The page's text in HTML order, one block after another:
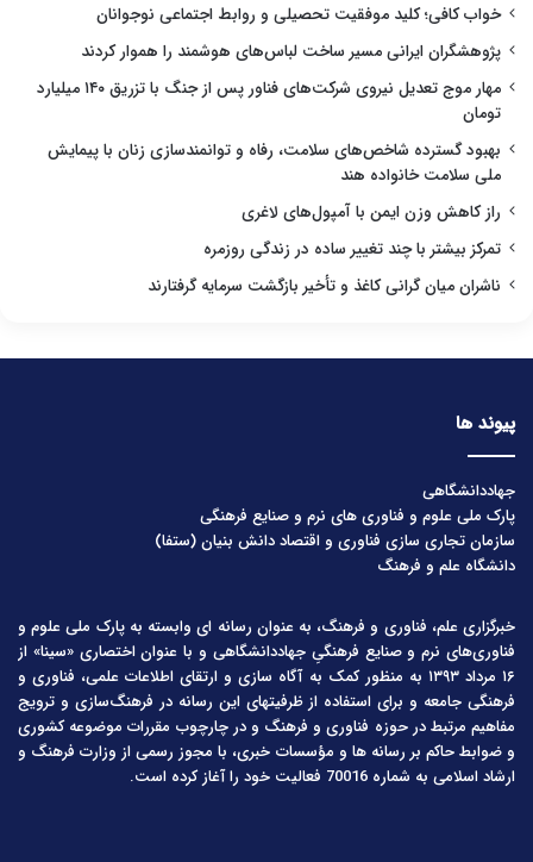
خواب کافی؛ کلید موفقیت تحصیلی و روابط اجتماعی نوجوانان
پژوهشگران ایرانی مسیر ساخت لباس‌های هوشمند را هموار کردند
مهار موج تعدیل نیروی شرکت‌های فناور پس از جنگ با تزریق ۱۴۰ میلیارد
تومان
بهبود گسترده شاخص‌های سلامت، رفاه و توانمندسازی زنان با پیمایش
ملی سلامت خانواده هند
راز کاهش وزن ایمن با آمپول‌های لاغری
تمرکز بیشتر با چند تغییر ساده در زندگی روزمره
ناشران میان گرانی کاغذ و تأخیر بازگشت سرمایه گرفتارند
پیوند ها
جهاددانشگاهی
پارک ملی علوم و فناوری های نرم و صنایع فرهنگی
سازمان تجاری سازی فناوری و اقتصاد دانش بنیان (ستفا)
دانشگاه علم و فرهنگ
خبرگزاری علم، فناوری و فرهنگ، به عنوان رسانه ای وابسته به پارک ملی علوم و
فناوری‌های نرم و صنایع فرهنگیِ جهاددانشگاهی و با عنوان اختصاری «سینا» از
۱۶ مرداد ۱۳۹۳ به منظور کمک به آگاه سازی و ارتقای اطلاعات علمی، فناوری و
فرهنگی جامعه و برای استفاده از ظرفیتهای این رسانه در فرهنگ‌سازی و ترویج
مفاهیم مرتبط در حوزه فناوری و فرهنگ و در چارچوب مقررات موضوعه کشوری
و ضوابط حاکم بر رسانه ها و مؤسسات خبری، با مجوز رسمی از وزارت فرهنگ و
ارشاد اسلامی به شماره 70016 فعالیت خود را آغاز کرده است.